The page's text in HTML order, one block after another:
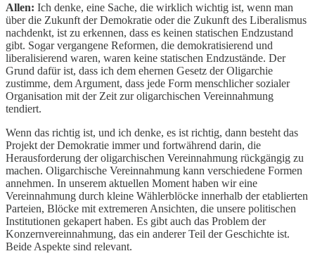
Allen: Ich denke, eine Sache, die wirklich wichtig ist, wenn man
über die Zukunft der Demokratie oder die Zukunft des Liberalismus
nachdenkt, ist zu erkennen, dass es keinen statischen Endzustand
gibt. Sogar vergangene Reformen, die demokratisierend und
liberalisierend waren, waren keine statischen Endzustände. Der
Grund dafür ist, dass ich dem ehernen Gesetz der Oligarchie
zustimme, dem Argument, dass jede Form menschlicher sozialer
Organisation mit der Zeit zur oligarchischen Vereinnahmung
tendiert.
Wenn das richtig ist, und ich denke, es ist richtig, dann besteht das
Projekt der Demokratie immer und fortwährend darin, die
Herausforderung der oligarchischen Vereinnahmung rückgängig zu
machen. Oligarchische Vereinnahmung kann verschiedene Formen
annehmen. In unserem aktuellen Moment haben wir eine
Vereinnahmung durch kleine Wählerblöcke innerhalb der etablierten
Parteien, Blöcke mit extremeren Ansichten, die unsere politischen
Institutionen gekapert haben. Es gibt auch das Problem der
Konzernvereinnahmung, das ein anderer Teil der Geschichte ist.
Beide Aspekte sind relevant.